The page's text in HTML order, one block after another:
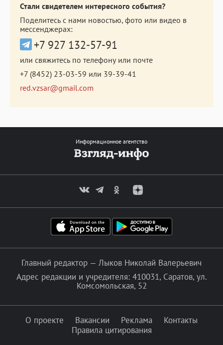
Стали свидетелем интересного события?
Поделитесь с нами новостью, фото или видео в
мессенджерах:
+7 927 132-57-91
или свяжитесь по телефону или почте
+7 (8452) 23-03-59 или 39-39-41
red.vzsar@gmail.com
Информационное агентство
Главный редактор — Лыков Николай Валерьевич
Адрес редакции и учредителя: 410031, Саратов, ул.
Комсомольская, 52
О проекте Вакансии Реклама
Контакты
Правила цитирования